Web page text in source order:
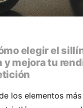
elegir el
y mejora tu
los elementos